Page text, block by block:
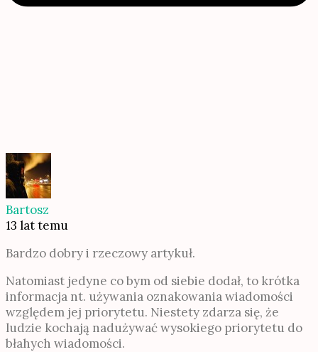
Bartosz
13 lat temu
Bardzo dobry i rzeczowy artykuł.
Natomiast jedyne co bym od siebie dodał, to krótka
informacja nt. używania oznakowania wiadomości
względem jej priorytetu. Niestety zdarza się, że
ludzie kochają nadużywać wysokiego priorytetu do
błahych wiadomości.